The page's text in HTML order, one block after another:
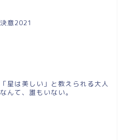
決意2021
「星は美しい」と教えられる大人
なんて、誰もいない。